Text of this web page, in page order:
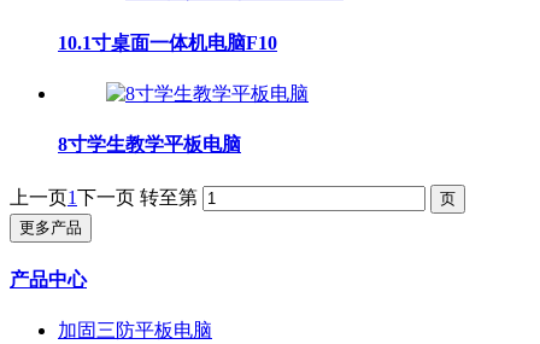
10.1寸桌面一体机电脑F10
8寸学生教学平板电脑
上一页1下一页 转至第
更多产品
产品中心
加固三防平板电脑